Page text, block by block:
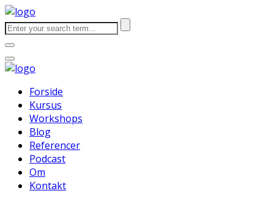
Forside
Kursus
Workshops
Blog
Referencer
Podcast
Om
Kontakt